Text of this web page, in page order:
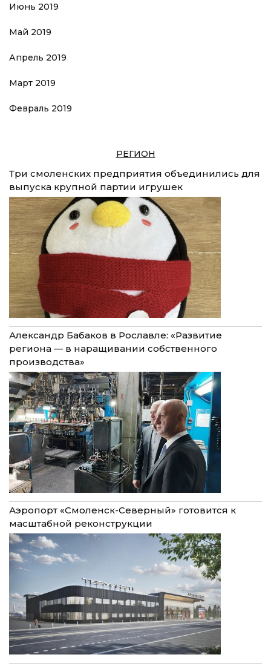
Июнь 2019
Май 2019
Апрель 2019
Март 2019
Февраль 2019
РЕГИОН
Три смоленских предприятия объединились для
выпуска крупной партии игрушек
Александр Бабаков в Рославле: «Развитие
региона — в наращивании собственного
производства»
Аэропорт «Смоленск-Северный» готовится к
масштабной реконструкции